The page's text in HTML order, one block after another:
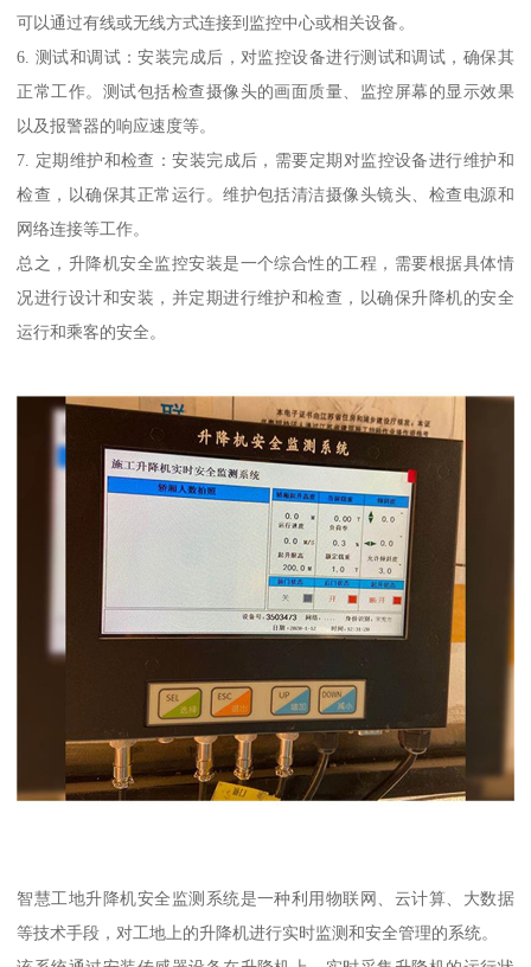
可以通过有线或无线方式连接到监控中心或相关设备。
6. 测试和调试：安装完成后，对监控设备进行测试和调试，确保其
正常工作。测试包括检查摄像头的画面质量、监控屏幕的显示效果
以及报警器的响应速度等。
7. 定期维护和检查：安装完成后，需要定期对监控设备进行维护和
检查，以确保其正常运行。维护包括清洁摄像头镜头、检查电源和
网络连接等工作。
总之，升降机安全监控安装是一个综合性的工程，需要根据具体情
况进行设计和安装，并定期进行维护和检查，以确保升降机的安全
运行和乘客的安全。
智慧工地升降机安全监测系统是一种利用物联网、云计算、大数据
等技术手段，对工地上的升降机进行实时监测和安全管理的系统。